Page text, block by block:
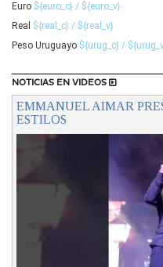
Euro ${euro_c} / ${euro_v}
Real ${real_c} / ${real_v}
Peso Uruguayo ${urug_c} /
NOTICIAS EN VIDEOS
EMMANUEL AIMAR
ESTILOS